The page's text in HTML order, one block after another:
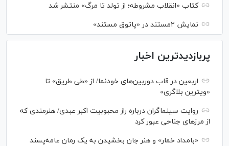
کتاب «انقلاب مشروطه؛ از تولد تا مرگ» منتشر شد
نمایش ۲مستند در «پاتوق مستند»
پربازدیدترین اخبار
اربعین در قاب دوربین‌های خودنما/ از «طی طریق» تا
«ویترین بلاگری»
روایت سینماگران درباره راز محبوبیت اکبر عبدی/ هنرمندی که
از مرزهای جناحی عبور کرد
«بامداد خمار» و هنر جان بخشیدن به یک رمان عامه‌پسند